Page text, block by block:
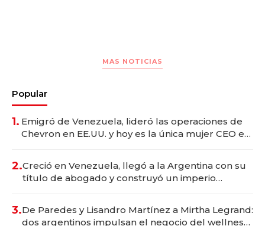
MAS NOTICIAS
Popular
1. Emigró de Venezuela, lideró las operaciones de
Chevron en EE.UU. y hoy es la única mujer CEO en
2.Creció en Venezuela, llegó a la Argentina con su
título de abogado y construyó un imperio
3.De Paredes y Lisandro Martínez a Mirtha Legrand:
dos argentinos impulsan el negocio del wellness